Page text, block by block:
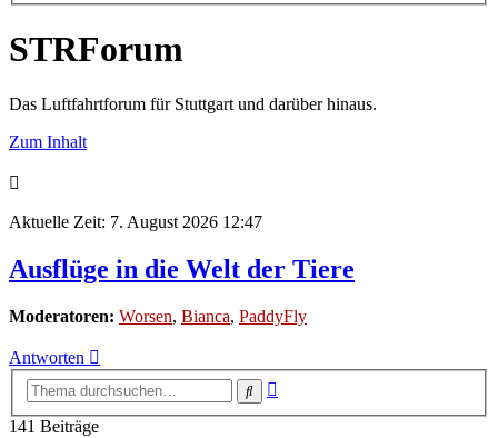
STRForum
Das Luftfahrtforum für Stuttgart und darüber hinaus.
Zum Inhalt
Aktuelle Zeit: 7. August 2026 12:47
Ausflüge in die Welt der Tiere
Moderatoren: Worsen, Bianca, PaddyFly
Antworten
Suche
141 Beiträge